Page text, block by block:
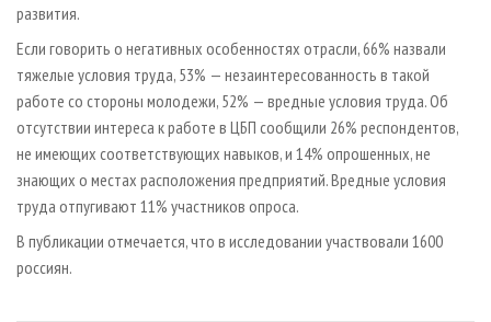
развития.
Если говорить о негативных особенностях отрасли, 66% назвали
тяжелые условия труда, 53% — незаинтересованность в такой
работе со стороны молодежи, 52% — вредные условия труда. Об
отсутствии интереса к работе в ЦБП сообщили 26% респондентов,
не имеющих соответствующих навыков, и 14% опрошенных, не
знающих о местах расположения предприятий. Вредные условия
труда отпугивают 11% участников опроса.
В публикации отмечается, что в исследовании участвовали 1600
россиян.